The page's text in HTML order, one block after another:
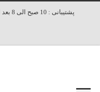
پشتیبانی : 10 صبح الی 8 بعد از ظهر از طریق تلفن 09039576277